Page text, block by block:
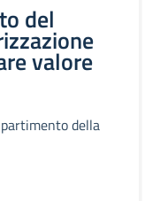
del
valore
della